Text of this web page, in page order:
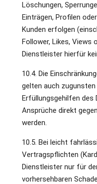
Löschungen,
Einträgen, Profilen
Kunden erfolgen
Follower, Likes, Views
Dienstleister hierfür
10.4. Die
gelten auch
Erfüllungsgehilfen des
Ansprüche direkt
werden.
10.5. Bei leicht
Vertragspflichten
Dienstleister nur für
vorhersehbaren